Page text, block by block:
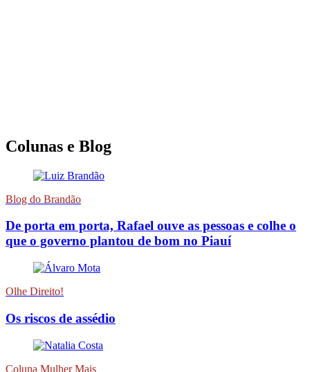
Colunas e Blog
Blog do Brandão
De porta em porta, Rafael ouve as pessoas e colhe o
que o governo plantou de bom no Piauí
Olhe Direito!
Os riscos de assédio
Coluna Mulher Mais